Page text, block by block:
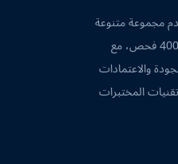
مجموعة متنوعة
من الفحوصات والتي تزيد عددها عن 4000 فحص، مع
والاعتمادات
المختبرات